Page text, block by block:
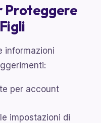
Proteggere
informazioni
per account
impostazioni di